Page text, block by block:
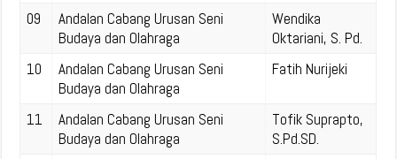
09
Andalan Cabang Urusan Seni
Budaya dan Olahraga
Wendika
Oktariani, S. Pd.
10
Andalan Cabang Urusan Seni
Budaya dan Olahraga
Fatih Nurijeki
11
Andalan Cabang Urusan Seni
Budaya dan Olahraga
Tofik Suprapto,
S.Pd.SD.